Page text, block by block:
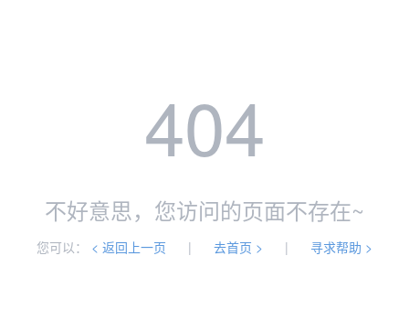
404
不好意思，您访问的页面不存在~
您可以： < 返回上一页 | 去首页 > | 寻求帮助 >